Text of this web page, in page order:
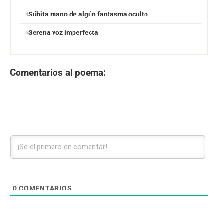
Súbita mano de algún fantasma oculto
Serena voz imperfecta
Comentarios al poema:
0 COMENTARIOS